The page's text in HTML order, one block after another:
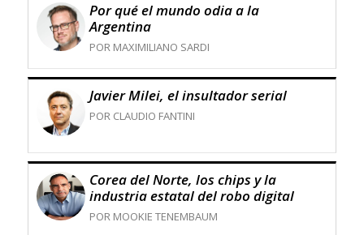
Por qué el mundo odia a la
Argentina
POR MAXIMILIANO SARDI
Javier Milei, el insultador serial
POR CLAUDIO FANTINI
Corea del Norte, los chips y la
industria estatal del robo digital
POR MOOKIE TENEMBAUM